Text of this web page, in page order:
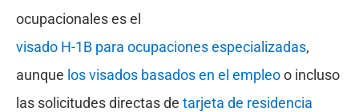
ocupacionales es el
visado H-1B para ocupaciones especializadas,
aunque los visados basados en el empleoo incluso
las solicitudes directas de tarjeta de residencia